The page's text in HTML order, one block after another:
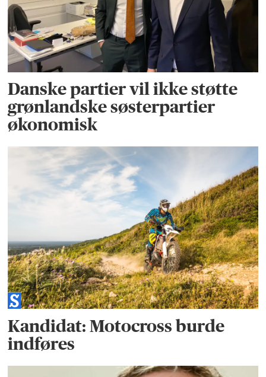
Danske partier vil ikke støtte
grønlandske søsterpartier
økonomisk
Kandidat: Motocross burde
indføres